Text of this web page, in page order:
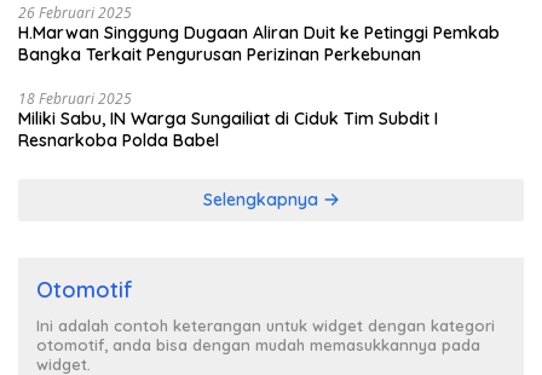
26 Februari 2025
H.Marwan Singgung Dugaan Aliran Duit ke Petinggi Pemkab
Bangka Terkait Pengurusan Perizinan Perkebunan
18 Februari 2025
Miliki Sabu, IN Warga Sungailiat di Ciduk Tim Subdit I
Resnarkoba Polda Babel
Selengkapnya
Otomotif
Ini adalah contoh keterangan untuk widget dengan kategori
otomotif, anda bisa dengan mudah memasukkannya pada
widget.